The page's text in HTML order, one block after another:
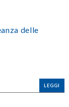
delle
LEGGI